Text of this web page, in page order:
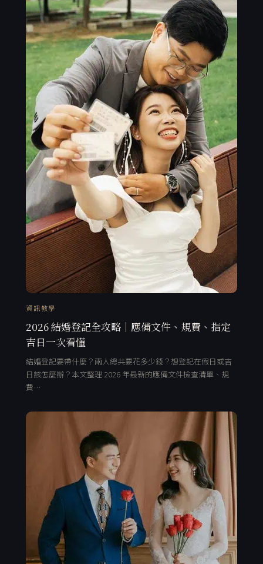
資訊教學
2026 結婚登記全攻略｜應備文件、規費、指定
吉日一次看懂
結婚登記要帶什麼？兩人總共要花多少錢？想登記在假日或吉
日該怎麼辦？本文整理 2026 年最新的應備文件檢查清單、規
費…